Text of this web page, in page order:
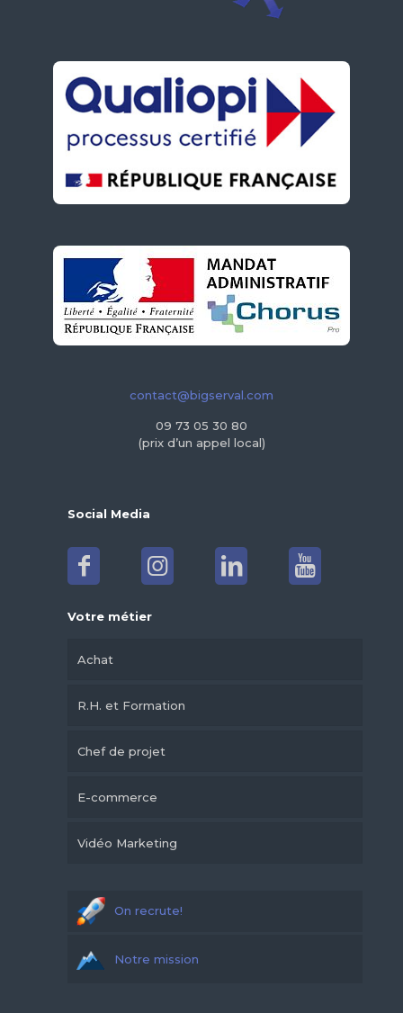
contact@bigserval.com
09 73 05 30 80
(prix d’un appel local)
Social Media
Votre métier
Achat
R.H. et Formation
Chef de projet
E-commerce
Vidéo Marketing
On recrute!
Notre mission